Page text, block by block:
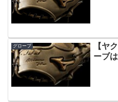
グローブ
【ヤ
ーブ